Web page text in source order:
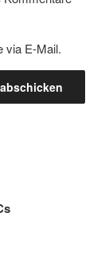
via E-Mail.